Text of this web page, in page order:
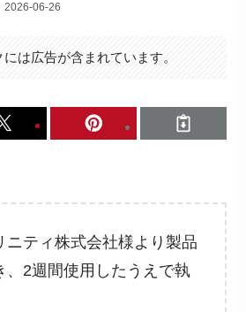
2026-06-26
は広告が含まれています。
ティ株式会社様より製品
、2週間使用したうえで執